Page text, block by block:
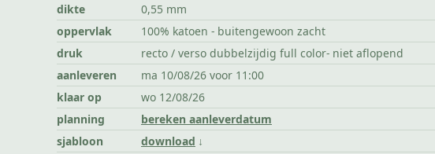
dikte
0,55 mm
oppervlak
100% katoen - buitengewoon zacht
druk
recto / verso dubbelzijdig full color- niet aflopend
aanleveren
ma 10/08/26 voor 11:00
klaar op
wo 12/08/26
planning
bereken aanleverdatum
sjabloon
download